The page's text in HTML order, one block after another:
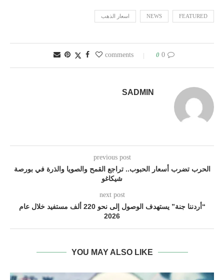
FEATURED
NEWS اسعار الذهب
0 comments
0
SADMIN
previous post
الحرب تضرب أسعار الحبوب.. تراجع القمح والصويا والذرة في بورصة
شيكاغو
next post
“أردننا جنة” يستهدف الوصول إلى نحو 220 ألف مستفيد خلال عام
2026
YOU MAY ALSO LIKE